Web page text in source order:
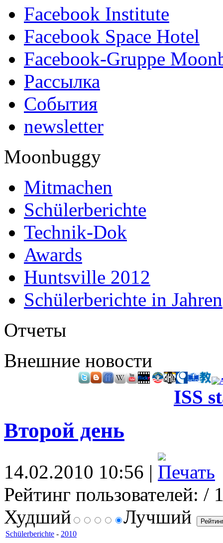
Facebook Institute
Facebook Space Hotel
Facebook-Gruppe
Рассылка
События
newsletter
Moonbuggy
Mitmachen
Schülerberichte
Technik-Dok
Awards
Huntsville 2012
Schülerberichte in Jahren
Отчеты
Внешние новости
ISS
Второй день
14.02.2010 10:56 |
Рейтинг пользователей: /
Худший
Лучший
Schülerberichte - 2010